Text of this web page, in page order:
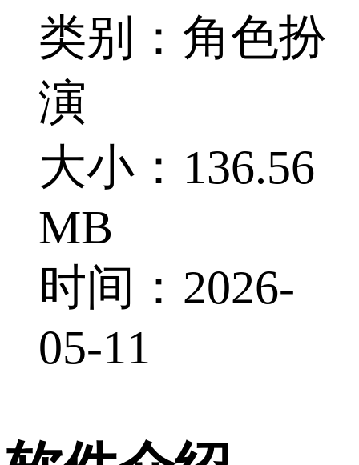
类别：角色扮
演
大小：136.56
MB
时间：2026-
05-11